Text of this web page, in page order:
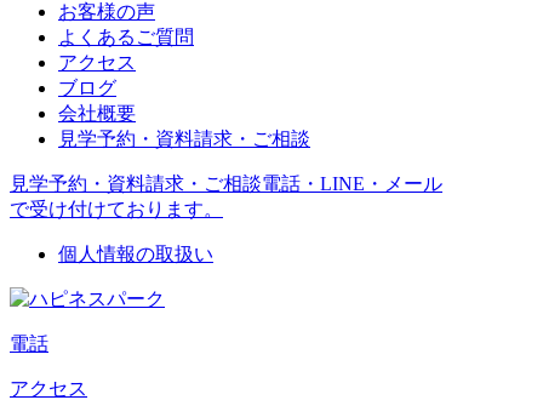
お客様の声
よくあるご質問
アクセス
ブログ
会社概要
見学予約・資料請求・ご相談
見学予約・資料請求・ご相談電話・LINE・メール
で受け付けております。
個人情報の取扱い
電話
アクセス